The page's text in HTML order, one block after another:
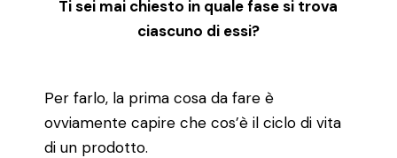
Ti sei mai chiesto in quale fase si trova
ciascuno di essi?
Per farlo, la prima cosa da fare è
ovviamente capire che cos’è il ciclo di vita
di un prodotto.